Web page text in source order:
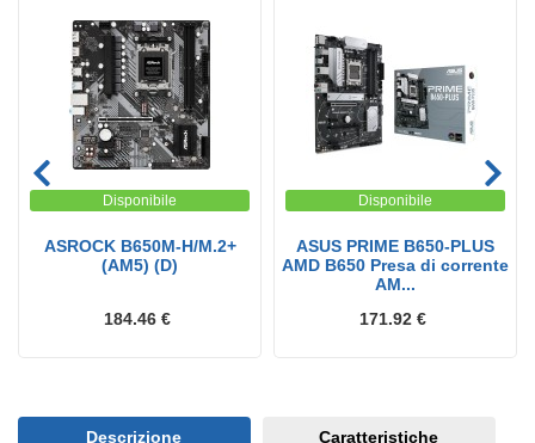
Disponibile
ASROCK B650M-H/M.2+
(AM5) (D)
184.46 €
Disponibile
ASUS PRIME B650-PLUS
AMD B650 Presa di corrente
AM...
171.92 €
Descrizione Caratteristiche